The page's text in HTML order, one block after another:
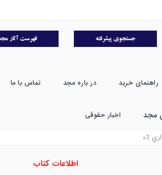
راهنمای خرید در باره مجد تماس با ما
مجد اخبار حقوقی
1»
اطلاعات کتاب